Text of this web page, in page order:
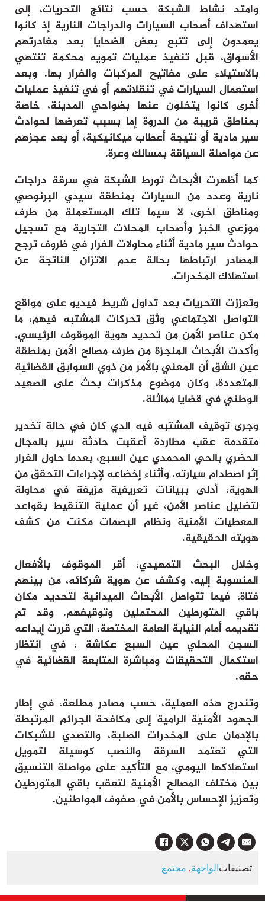
وامتد نشاط الشبكة حسب نتائج التحريات، إلى
استهداف أصحاب السيارات والدراجات النارية إذ كانوا
يعمدون إلى تتبع بعض الضحايا بعد مغادرتهم
الأسواق، قبل تنفيذ عمليات تمويه محكمة تنتهي
بالاستيلاء على مفاتيح المركبات والفرار بها. وبعد
استعمال السيارات في تنقلاتهم أو في تنفيذ عمليات
أخرى كانوا يتخلون عنها بضواحي المدينة، خاصة
بمناطق قريبة من الدروة إما بسبب تعرضها لحوادث
سير مادية أو نتيجة أعطاب ميكانيكية، أو بعد عجزهم
عن مواصلة السياقة بمسالك وعرة.
كما أظهرت الأبحاث تورط الشبكة في سرقة دراجات
نارية وعدد من السيارات بمنطقة سيدي البرنوصي
ومناطق اخرى، لا سيما تلك المستعملة من طرف
موزعي الخبز وأصحاب المحلات التجارية مع تسجيل
حوادث سير مادية أثناء محاولات الفرار في ظروف ترجح
المصادر ارتباطها بحالة عدم الاتزان الناتجة عن
استهلاك المخدرات.
وتعززت التحريات بعد تداول شريط فيديو على مواقع
التواصل الاجتماعي وثق تحركات المشتبه فيهم، ما
مكن عناصر الأمن من تحديد هوية الموقوف الرئيسي.
وأكدت الأبحاث المنجزة من طرف مصالح الأمن بمنطقة
عين الشق أن المعني بالأمر من ذوي السوابق القضائية
المتعددة، وكان موضوع مذكرات بحث على الصعيد
الوطني في قضايا مماثلة.
وجرى توقيف المشتبه فيه الدي كان في حالة تخدير
متقدمة عقب مطاردة أعقبت حادثة سير بالمجال
الحضري بالحي المحمدي عين السبع، بعدما حاول الفرار
إثر اصطدام سيارته. وأثناء إخضاعه لإجراءات التحقق من
الهوية، أدلى ببيانات تعريفية مزيفة في محاولة
لتضليل عناصر الأمن، غير أن عملية التنقيط بقواعد
المعطيات الأمنية ونظام البصمات مكنت من كشف
هويته الحقيقية.
وخلال البحث التمهيدي، أقر الموقوف بالأفعال
المنسوبة إليه، وكشف عن هوية شركائه، من بينهم
فتاة، فيما تتواصل الأبحاث الميدانية لتحديد مكان
باقي المتورطين المحتملين وتوقيفهم. وقد تم
تقديمه أمام النيابة العامة المختصة، التي قررت إيداعه
السجن المحلي عين السبع عكاشة ، في انتظار
استكمال التحقيقات ومباشرة المتابعة القضائية في
حقه.
وتندرج هذه العملية، حسب مصادر مطلعة، في إطار
الجهود الأمنية الرامية إلى مكافحة الجرائم المرتبطة
بالإدمان على المخدرات الصلبة، والتصدي للشبكات
التي تعتمد السرقة والنصب كوسيلة لتمويل
استهلاكها اليومي، مع التأكيد على مواصلة التنسيق
بين مختلف المصالح الأمنية لتعقب باقي المتورطين
وتعزيز الإحساس بالأمن في صفوف المواطنين.
الواجهة, مجتمع تصنيفات